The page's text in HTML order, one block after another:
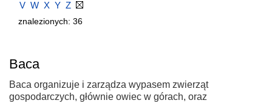
V W X Y Z
znalezionych: 36
Baca
Baca organizuje i zarządza wypasem zwierząt
gospodarczych, głównie owiec w górach, oraz